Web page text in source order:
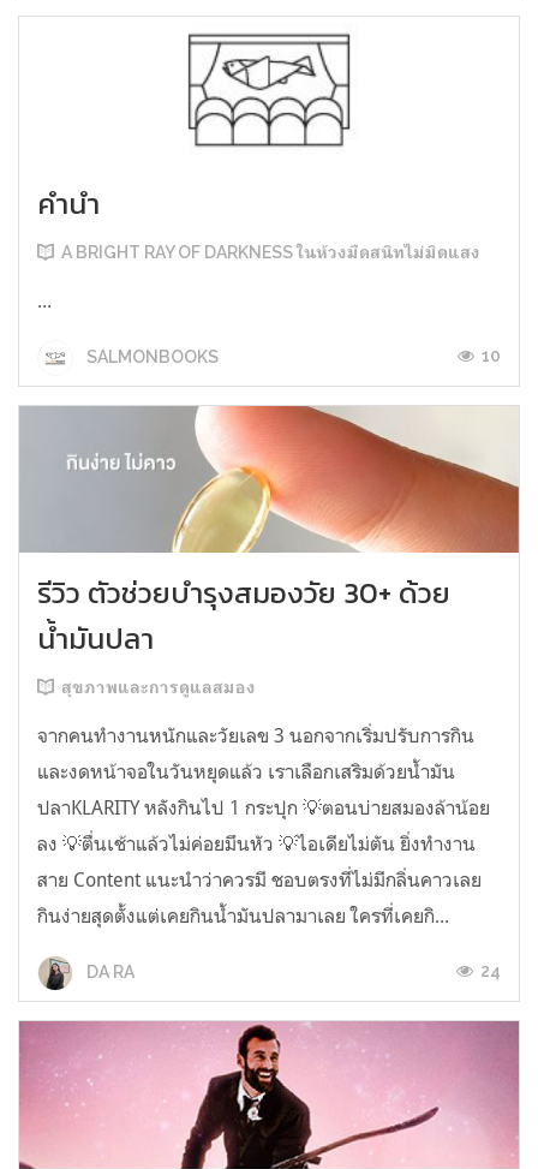
คำนำ
A BRIGHT RAY OF DARKNESS ในห้วงมืดสนิทไม่มิดแสง
...
SALMONBOOKS 10
รีวิว ตัวช่วยบำรุงสมองวัย 30+ ด้วย
น้ำมันปลา
สุขภาพและการดูแลสมอง
จากคนทำงานหนักและวัยเลข 3 นอกจากเริ่มปรับการกิน
และงดหน้าจอในวันหยุดแล้ว เราเลือกเสริมด้วยน้ำมัน
ปลาKLARITY หลังกินไป 1 กระปุก 💡ตอนบ่ายสมองล้าน้อย
ลง 💡ตื่นเช้าแล้วไม่ค่อยมึนหัว 💡ไอเดียไม่ตัน ยิ่งทำงาน
สาย Content แนะนำว่าควรมี ชอบตรงที่ไม่มีกลิ่นคาวเลย
กินง่ายสุดตั้งแต่เคยกินน้ำมันปลามาเลย ใครที่เคยกิ...
DA RA 24